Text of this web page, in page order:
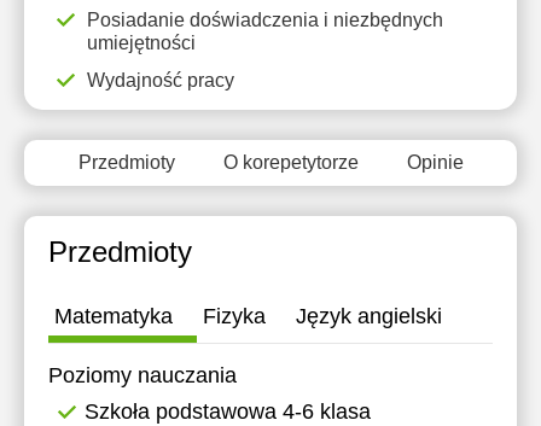
Posiadanie doświadczenia i niezbędnych
umiejętności
Wydajność pracy
Przedmioty O korepetytorze Opinie
Przedmioty
Matematyka Fizyka Język angielski
Poziomy nauczania
Szkoła podstawowa 4-6 klasa
12:30
13:00
13:30
14:00
16:30
17:00
17:30
19:00